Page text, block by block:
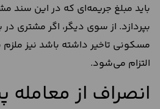
باید مبلغ جریمه‌ای که در این
بپردازد. از سوی دیگر، اگر مشتری
مسکونی تاخیر داشته باشد نیز
التزام می‌شود.
انصراف از